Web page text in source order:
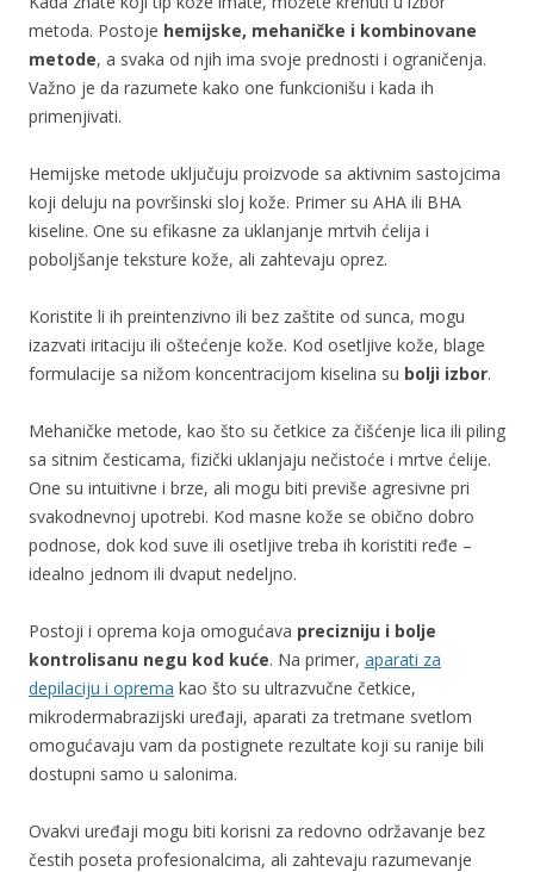
metoda. Postoje hemijske, mehaničke i kombinovane
metode, a svaka od njih ima svoje prednosti i ograničenja.
Važno je da razumete kako one funkcionišu i kada ih
primenjivati.
Hemijske metode uključuju proizvode sa aktivnim sastojcima
koji deluju na površinski sloj kože. Primer su AHA ili BHA
kiseline. One su efikasne za uklanjanje mrtvih ćelija i
poboljšanje teksture kože, ali zahtevaju oprez.
Koristite li ih preintenzivno ili bez zaštite od sunca, mogu
izazvati iritaciju ili oštećenje kože. Kod osetljive kože, blage
formulacije sa nižom koncentracijom kiselina su bolji izbor.
Mehaničke metode, kao što su četkice za čišćenje lica ili piling
sa sitnim česticama, fizički uklanjaju nečistoće i mrtve ćelije.
One su intuitivne i brze, ali mogu biti previše agresivne pri
svakodnevnoj upotrebi. Kod masne kože se obično dobro
podnose, dok kod suve ili osetljive treba ih koristiti ređe –
idealno jednom ili dvaput nedeljno.
Postoji i oprema koja omogućava precizniju i bolje
kontrolisanu negu kod kuće. Na primer, aparati za
depilaciju i oprema kao što su ultrazvučne četkice,
mikrodermabrazijski uređaji, aparati za tretmane svetlom
omogućavaju vam da postignete rezultate koji su ranije bili
dostupni samo u salonima.
Ovakvi uređaji mogu biti korisni za redovno održavanje bez
čestih poseta profesionalcima, ali zahtevaju razumevanje